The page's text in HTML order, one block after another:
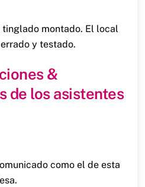
montado. El local
y testado.
&
de los asistentes
como el de esta